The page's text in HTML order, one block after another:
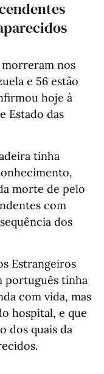
morreram nos
e 56 estão
hoje à
Estado das
tinha
morte de pelo
com
dos
Estrangeiros
português tinha
com vida, mas
hospital, e que
dos quais da